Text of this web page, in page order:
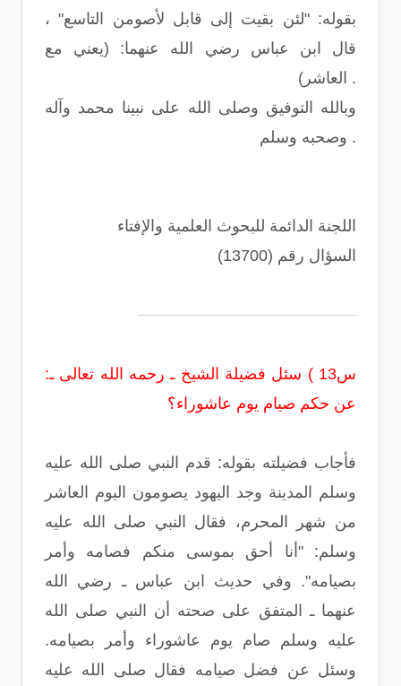
بقوله: "لئن بقيت إلى قابل لأصومن التاسع" ،
قال ابن عباس رضي الله عنهما: (يعني مع
العاشر) .
وبالله التوفيق وصلى الله على نبينا محمد وآله
وصحبه وسلم .
اللجنة الدائمة للبحوث العلمية والإفتاء
السؤال رقم (13700)
س13 ) سئل فضيلة الشيخ ـ رحمه الله تعالى ـ‏:‏
عن حكم صيام يوم عاشوراء‏؟‏
فأجاب فضيلته بقوله‏:‏ قدم النبي صلى الله عليه
وسلم المدينة وجد اليهود يصومون اليوم العاشر
من شهر المحرم، فقال النبي صلى الله عليه
وسلم‏:‏ ‏"‏أنا أحق بموسى منكم فصامه وأمر
بصيامه‏"‏‏.‏ وفي حديث ابن عباس ـ رضي الله
عنهما ـ المتفق على صحته أن النبي صلى الله
عليه وسلم صام يوم عاشوراء وأمر بصيامه‏.‏
وسئل عن فضل صيامه فقال صلى الله عليه